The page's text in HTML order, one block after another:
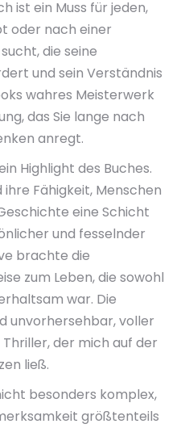
ist ein Muss für jeden,
oder nach einer
die seine
und sein Verständnis
wahres Meisterwerk
das Sie lange nach
anregt.
Highlight des Buches.
Fähigkeit, Menschen
eine Schicht
und fesselnder
brachte die
zum Leben, die sowohl
war. Die
unvorhersehbar, voller
der mich auf der
ließ.
besonders komplex,
größtenteils